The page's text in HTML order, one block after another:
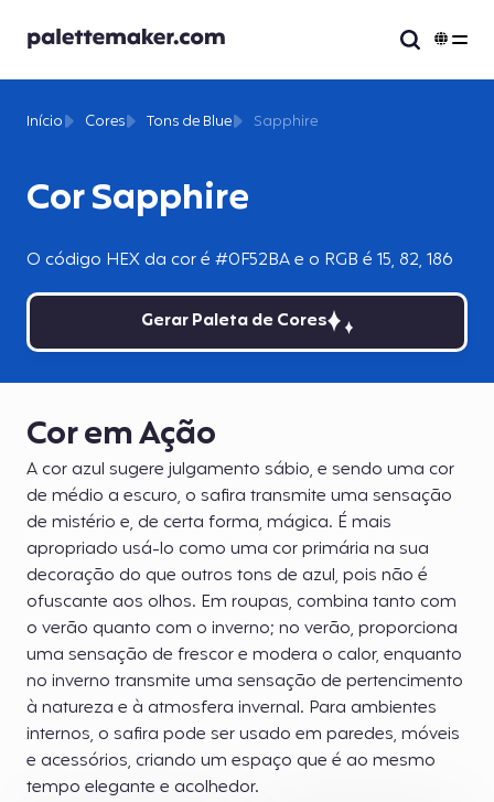
Cor Sapphire
O código HEX da cor é #0F52BA e o RGB é 15, 82, 186
Início Cores Tons de Blue Sapphire
Gerar Paleta de Cores
Cor em Ação
A cor azul sugere julgamento sábio, e sendo uma cor
de médio a escuro, o safira transmite uma sensação
de mistério e, de certa forma, mágica. É mais
apropriado usá-lo como uma cor primária na sua
decoração do que outros tons de azul, pois não é
ofuscante aos olhos. Em roupas, combina tanto com
o verão quanto com o inverno; no verão, proporciona
uma sensação de frescor e modera o calor, enquanto
no inverno transmite uma sensação de pertencimento
à natureza e à atmosfera invernal. Para ambientes
internos, o safira pode ser usado em paredes, móveis
e acessórios, criando um espaço que é ao mesmo
tempo elegante e acolhedor.